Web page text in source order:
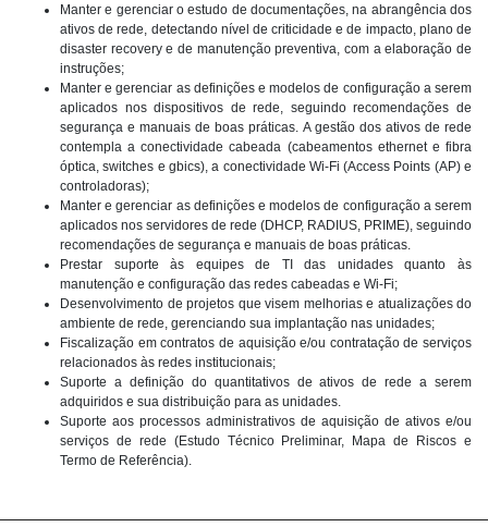
Manter e gerenciar o estudo de documentações, na abrangência dos
ativos de rede, detectando nível de criticidade e de impacto, plano de
disaster recovery e de manutenção preventiva, com a elaboração de
instruções;
Manter e gerenciar as definições e modelos de configuração a serem
aplicados nos dispositivos de rede, seguindo recomendações de
segurança e manuais de boas práticas. A gestão dos ativos de rede
contempla a conectividade cabeada (cabeamentos ethernet e fibra
óptica, switches e gbics), a conectividade Wi-Fi (Access Points (AP) e
controladoras);
Manter e gerenciar as definições e modelos de configuração a serem
aplicados nos servidores de rede (DHCP, RADIUS, PRIME), seguindo
recomendações de segurança e manuais de boas práticas.
Prestar suporte às equipes de TI das unidades quanto às
manutenção e configuração das redes cabeadas e Wi-Fi;
Desenvolvimento de projetos que visem melhorias e atualizações do
ambiente de rede, gerenciando sua implantação nas unidades;
Fiscalização em contratos de aquisição e/ou contratação de serviços
relacionados às redes institucionais;
Suporte a definição do quantitativos de ativos de rede a serem
adquiridos e sua distribuição para as unidades.
Suporte aos processos administrativos de aquisição de ativos e/ou
serviços de rede (Estudo Técnico Preliminar, Mapa de Riscos e
Termo de Referência).